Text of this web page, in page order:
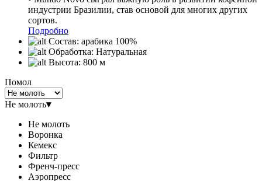
индустрии Бразилии, став основой для многих других
сортов.
Подробно
Состав: арабика 100%
Обработка: Натуральная
Высота: 800 м
Помол
Не молоть▾
Не молоть
Воронка
Кемекс
Фильтр
Френч-пресс
Аэропресс